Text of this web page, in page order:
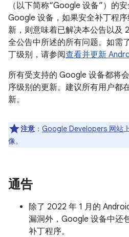
（以下简称“Google 设备”）的
Google 设备，如果安全补丁程
新，则意味着已解决本公告以及
全公告中所述的所有问题。如需
丁级别，请参阅查看并更新
所有受支持的 Google 设备都将
序级别的更新。建议所有用户都
新。
注意 ： Google Developers 网站
像。
通告
除了 2022 年 1 月的
漏洞外，Google 设备中还
补丁程序。